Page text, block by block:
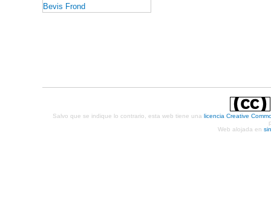
Bevis Frond
Salvo que se indique lo contrario, esta web tiene una licencia Creative
Web alojada en